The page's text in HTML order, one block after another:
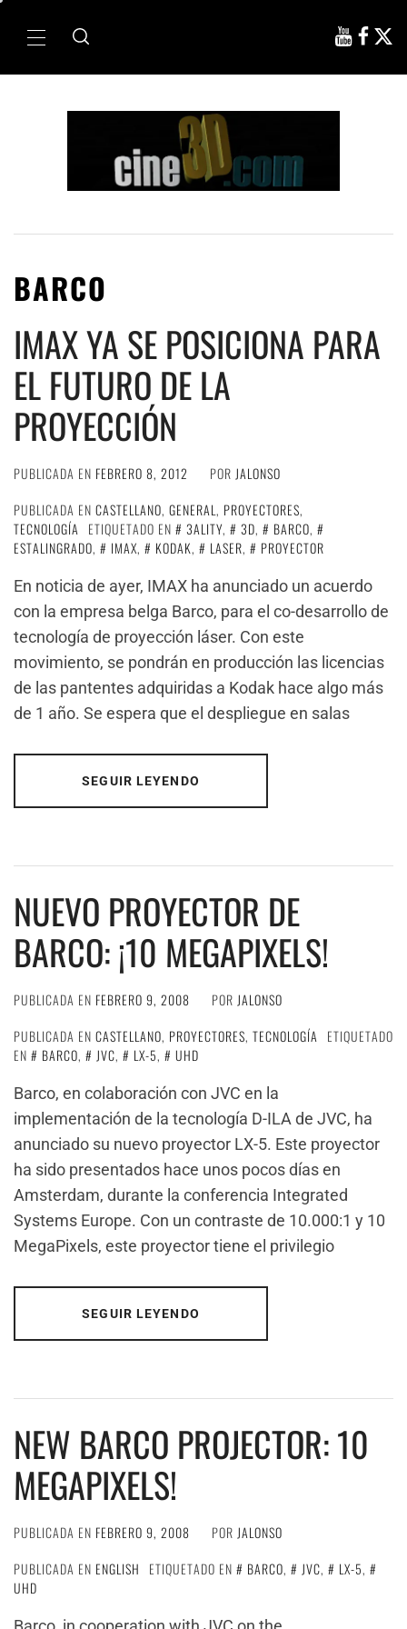
Menú
BARCO
IMAX YA SE POSICIONA PARA
EL FUTURO DE LA
PROYECCIÓN
PUBLICADA EN FEBRERO 8, 2012 POR JALONSO
PUBLICADA EN CASTELLANO, GENERAL, PROYECTORES,
TECNOLOGÍA
ETIQUETADO EN 3ALITY, 3D, BARCO,
ESTALINGRADO, IMAX, KODAK, LASER,
PROYECTOR
En noticia de ayer, IMAX ha anunciado un acuerdo
con la empresa belga Barco, para el co-desarrollo de
tecnología de proyección láser. Con este
movimiento, se pondrán en producción las licencias
de las pantentes adquiridas a Kodak hace algo más
de 1 año. Se espera que el despliegue en salas
SEGUIR LEYENDO
NUEVO PROYECTOR DE
BARCO: ¡10 MEGAPIXELS!
PUBLICADA EN FEBRERO 9, 2008 POR JALONSO
PUBLICADA EN CASTELLANO, PROYECTORES, TECNOLOGÍA
ETIQUETADO
EN
BARCO, JVC, LX-5,
UHD
Barco, en colaboración con JVC en la
implementación de la tecnología D-ILA de JVC, ha
anunciado su nuevo proyector LX-5. Este proyector
ha sido presentados hace unos pocos días en
Amsterdam, durante la conferencia Integrated
Systems Europe. Con un contraste de 10.000:1 y 10
MegaPixels, este proyector tiene el privilegio
SEGUIR LEYENDO
NEW BARCO PROJECTOR: 10
MEGAPIXELS!
PUBLICADA EN FEBRERO 9, 2008 POR JALONSO
PUBLICADA EN ENGLISH ETIQUETADO EN BARCO, JVC, LX-5,
UHD